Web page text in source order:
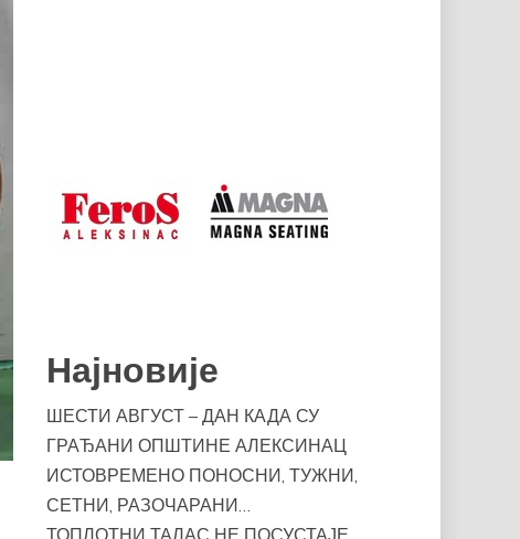
Најновије
ШЕСТИ АВГУСТ – ДАН КАДА СУ
ГРАЂАНИ ОПШТИНЕ АЛЕКСИНАЦ
ИСТОВРЕМЕНО ПОНОСНИ, ТУЖНИ,
СЕТНИ, РАЗОЧАРАНИ…
ТОПЛОТНИ ТАЛАС НЕ ПОСУСТАЈЕ